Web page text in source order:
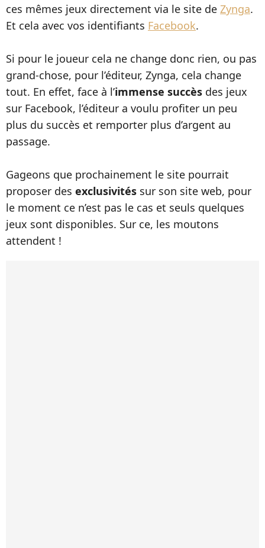
ces mêmes jeux directement via le site de Zynga.
Et cela avec vos identifiants Facebook.
Si pour le joueur cela ne change donc rien, ou pas
grand-chose, pour l’éditeur, Zynga, cela change
tout. En effet, face à l’immense succès des jeux
sur Facebook, l’éditeur a voulu profiter un peu
plus du succès et remporter plus d’argent au
passage.
Gageons que prochainement le site pourrait
proposer des exclusivités sur son site web, pour
le moment ce n’est pas le cas et seuls quelques
jeux sont disponibles. Sur ce, les moutons
attendent !